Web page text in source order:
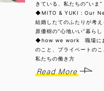
きている、私たちの“いま”
◆MITO & YUKI：Our
結婚したてのふたりが考
原優樹の“心地いい”暮らし
◆how we work 職場に
のこと、プライベートのこ
私たちの働き方
Read More